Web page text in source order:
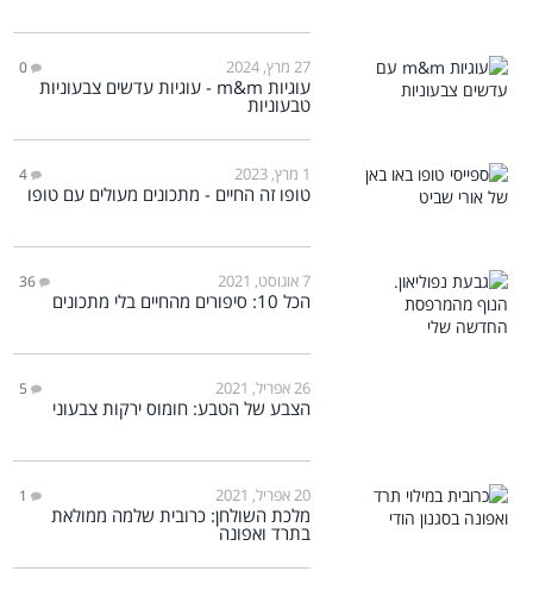
27 מרץ, 2024 0
עוגיות m&m - עוגיות עדשים צבעוניות
טבעוניות
1 מרץ, 2023 4
טופו זה החיים - מתכונים מעולים עם טופו
7 אוגוסט, 2021 36
הכל 10: סיפורים מהחיים בלי מתכונים
26 אפריל, 2021 5
הצבע של הטבע: חומוס ירקות צבעוני
20 אפריל, 2021 1
מלכת השולחן: כרובית שלמה ממולאת
בתרד ואפונה